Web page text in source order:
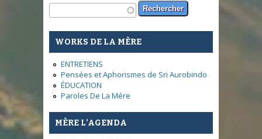
Formulaire de recherche
Rechercher
WORKS DE LA MÈRE
ENTRETIENS
Pensées et Aphorismes de Sri Aurobindo
ÉDUCATION
Paroles De La Mére
MÈRE L’AGENDA